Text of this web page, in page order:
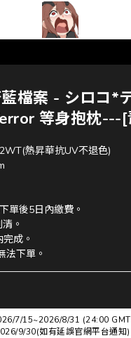
檔案 - シロコ*
等身抱枕---[
熱昇華抗UV不退色)
單後5日內繳費。
。
成。
法下單。
7/15~2026/8/31 (24:00
9/30(如有延誤官網平台通知)